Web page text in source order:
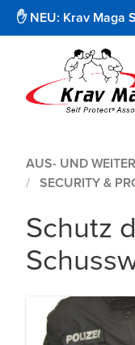
✋ NEU: Krav Maga
AUS- UND
SECURITY &
Schutz